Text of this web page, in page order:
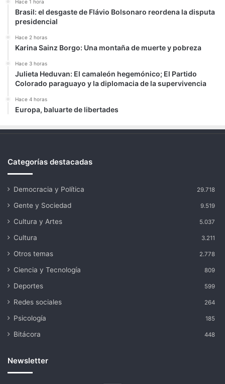
Hace 1 hora
Brasil: el desgaste de Flávio Bolsonaro reordena la disputa
presidencial
Hace 2 horas
Karina Sainz Borgo: Una montaña de muerte y pobreza
Hace 3 horas
Julieta Heduvan: El camaleón hegemónico; El Partido
Colorado paraguayo y la diplomacia de la supervivencia
Hace 4 horas
Europa, baluarte de libertades
Categorías destacadas
Democracia y Política 29.718
Gente y Sociedad 9.519
Cultura y Artes 5.037
Cultura 3.211
Otros temas 2.778
Ciencia y Tecnología 809
Deportes 599
Redes sociales 264
Psicología 185
Bitácora 448
Newsletter